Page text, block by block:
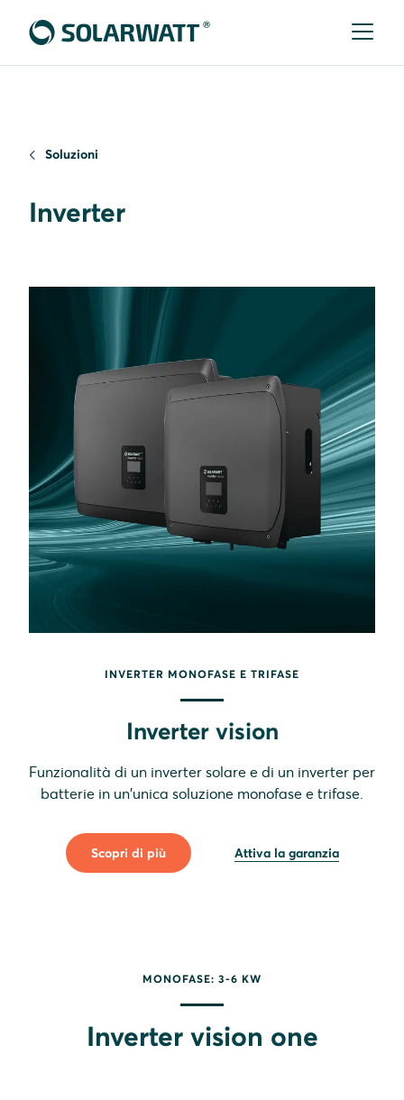
Soluzioni
Inverter
INVERTER MONOFASE E TRIFASE
Inverter vision
Funzionalità di un inverter solare e di un inverter per
batterie in un'unica soluzione monofase e trifase.
Scopri di più Attiva la garanzia
MONOFASE: 3-6 KW
Inverter vision one